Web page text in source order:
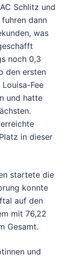
Schlitz und
dann
was
noch 0,3
den ersten
Fee
und hatte
in dieser
startete die
konnte
auf den
mit 76,22
Gesamt.
und